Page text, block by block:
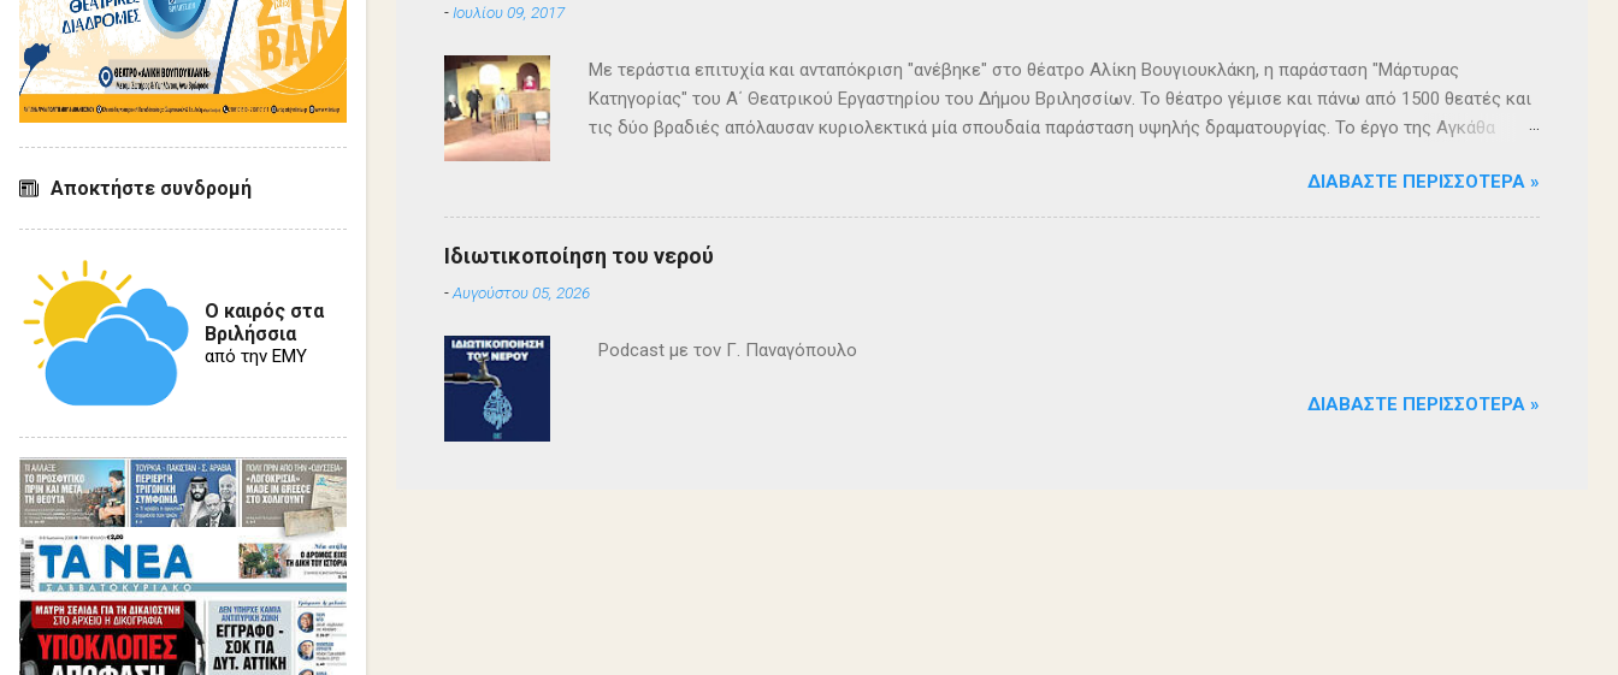
- Ιουλίου 09, 2017
Με τεράστια επιτυχία και ανταπόκριση "ανέβηκε" στο θέατρο Αλίκη Βουγιουκλάκη, η παράσταση "Μάρτυρας
Κατηγορίας" του Α΄ Θεατρικού Εργαστηρίου του Δήμου Βριλησσίων. Το θέατρο γέμισε και πάνω από 1500 θεατές και
τις δύο βραδιές απόλαυσαν κυριολεκτικά μία σπουδαία παράσταση υψηλής δραματουργίας. Το έργο της Αγκάθα
ανατροπές και ένα μοναδικό φινάλε που απαντά σε όλα τα ερωτήματα, σημάδεψαν όλους όσους παρακολούθησαν το
έργο και τους έμειναν ανεξίτηλα στη μνήμη τους. Επρόκειτο για μία αναμφισβήτητα δυνατή παράσταση. Με τη
σπουδαία σκηνοθεσία της Τώνιας Σταυροπούλου που επί μακρά σειρά ετών είναι υπεύθυνη του Α΄ Δημοτικού
Θεατρικού Εργαστηρίου. Εξαιρετικές ερμηνείες κατέθεσαν οι ηθοποιοί: Αλέξανδρος Γεωργίου, Αλέξανδρος
Θεοδόσης, Άννα Αλεξανδράκη, Γιάννης Καρτερός, Δήμητρα Χίου, Ευριπίδης Τσαούσογλου, Θοδωρής Σκληρός ,
ΔΙΑΒΆΣΤΕ ΠΕΡΙΣΣΌΤΕΡΑ »
Ιδιωτικοποίηση του νερού
-Αυγούστου 05, 2026
Podcast με τον Γ. Παναγόπουλο
ΔΙΑΒΆΣΤΕ ΠΕΡΙΣΣΌΤΕΡΑ »
Αποκτήστε συνδρομή
Ο καιρός στα
Βριλήσσια
από την ΕΜΥ